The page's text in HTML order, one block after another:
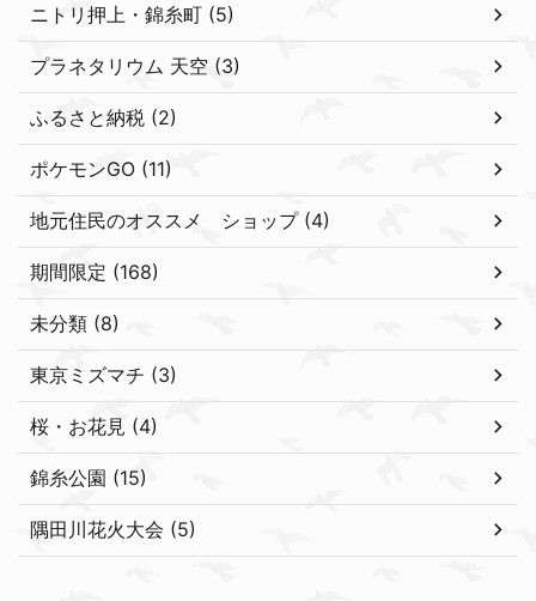
ニトリ押上・錦糸町 (5)
プラネタリウム 天空 (3)
ふるさと納税 (2)
ポケモンGO (11)
地元住民のオススメ ショップ (4)
期間限定 (168)
未分類 (8)
東京ミズマチ (3)
桜・お花見 (4)
錦糸公園 (15)
隅田川花火大会 (5)